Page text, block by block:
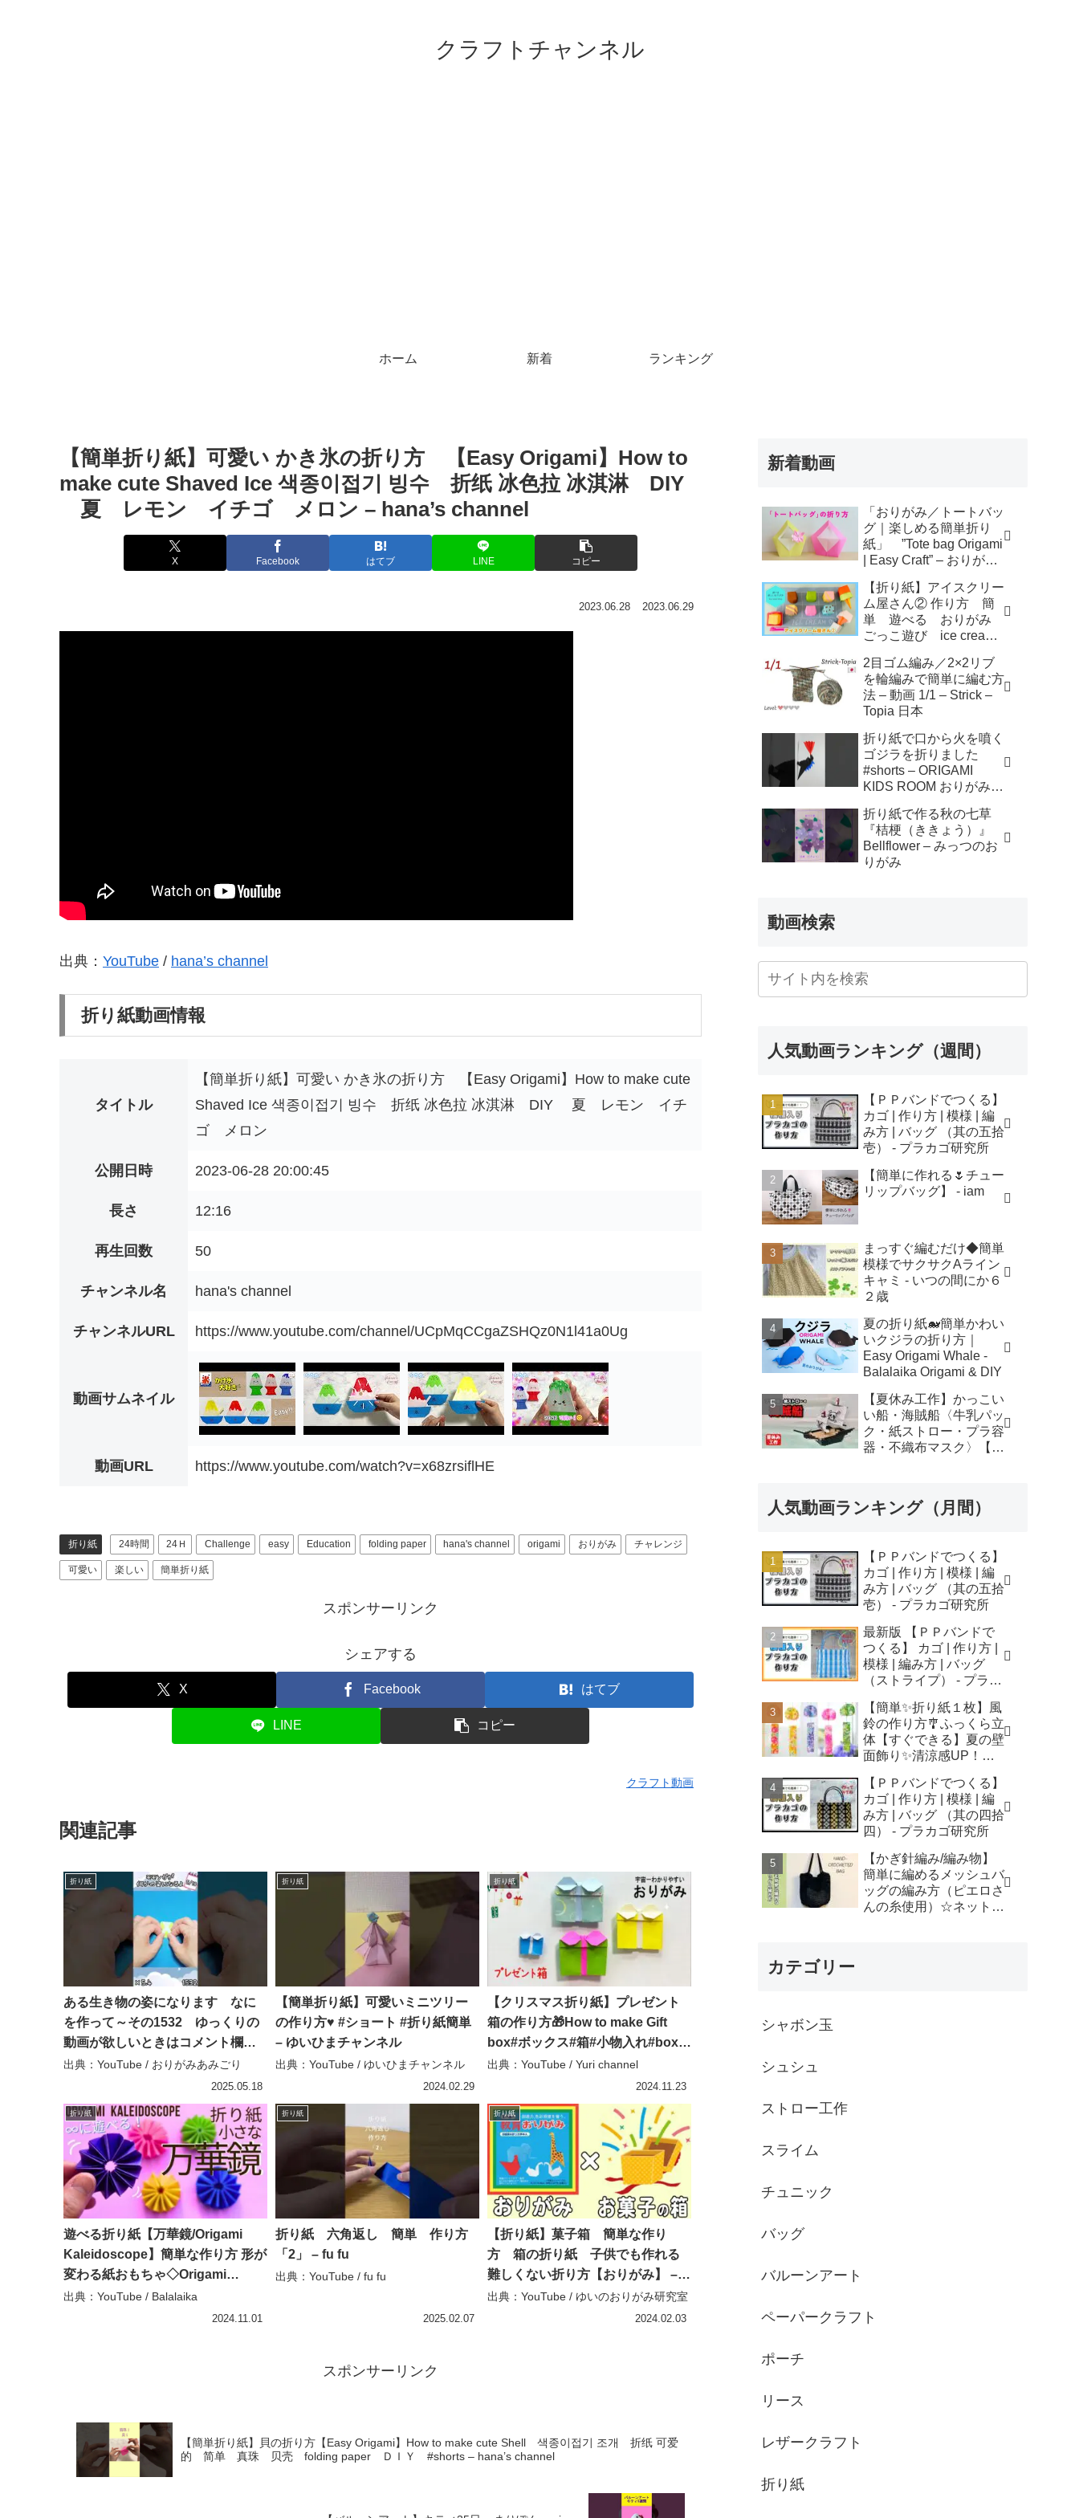
クラフトチャンネル
ホーム 新着 ランキング
【簡単折り紙】可愛い かき氷の折り方 【Easy Origami】How to
make cute Shaved Ice 색종이접기 빙수 折纸 冰色拉 冰淇淋 DIY
夏 レモン イチゴ メロン – hana’s channel
X Facebook はてブ LINE コピー
2023.06.28 2023.06.29
出典： YouTube / hana’s channel
折り紙動画情報
タイトル
【簡単折り紙】可愛い かき氷の折り方 【Easy Origami】How to make cute
Shaved Ice 색종이접기 빙수 折纸 冰色拉 冰淇淋 DIY 夏 レモン イチ
ゴ メロン
公開日時 2023-06-28 20:00:45
長さ 12:16
再生回数 50
チャンネル名 hana's channel
チャンネルURL https://www.youtube.com/channel/UCpMqCCgaZSHQz0N1l41a0Ug
動画サムネイル
動画URL https://www.youtube.com/watch?v=x68zrsiflHE
折り紙 24時間 24Ｈ Challenge easy Education folding paper hana's channel origami おりがみ チャレンジ
可愛い 楽しい 簡単折り紙
スポンサーリンク
シェアする
X Facebook はてブ
LINE コピー
クラフト動画
関連記事
折り紙
ある生き物の姿になります なに
を作って～その1532 ゆっくりの
動画が欲しいときはコメント欄で
教えてください ⭐完全版⭐#簡単な
折り紙 #折り紙 – おりがみあみごり
出典：YouTube / おりがみあみごり
2025.05.18
折り紙
【簡単折り紙】可愛いミニツリー
の作り方♥️ #ショート #折り紙簡単
– ゆいひまチャンネル
出典：YouTube / ゆいひまチャンネル
2024.02.29
折り紙
【クリスマス折り紙】プレゼント
箱の作り方🎁How to make Gift
box#ボックス#箱#小物入れ#box#
盒子#डिब्बा#kotak#박스#簡単#折り
方#おりがみ#origami#摺紙 – Yuri
channel
出典：YouTube / Yuri channel
2024.11.23
折り紙
遊べる折り紙【万華鏡/Origami
Kaleidoscope】簡単な作り方 形が
変わる紙おもちゃ◇Origami
Kaleidoscope endless paper toy
出典：YouTube / Balalaika
2024.11.01
折り紙
折り紙 六角返し 簡単 作り方
「2」 – fu fu
出典：YouTube / fu fu
2025.02.07
折り紙
【折り紙】菓子箱 簡単な作り
方 箱の折り紙 子供でも作れる
難しくない折り方【おりがみ】 –
ゆいのおりがみ研究室
出典：YouTube / ゆいのおりがみ研究室
2024.02.03
スポンサーリンク
【簡単折り紙】貝の折り方【Easy Origami】How to make cute Shell 색종이접기 조개 折纸 可爱
的 简单 真珠 贝壳 folding paper ＤＩＹ #shorts – hana’s channel
新着動画
「おりがみ／トートバッ
グ｜楽しめる簡単折り
紙」 ”Tote bag Origami
| Easy Craft” – おりがみ
【折り紙】アイスクリー
ム屋さん② 作り方 簡
単 遊べる おりがみ
ごっこ遊び ice cream
2目ゴム編み／2×2リブ
を輪編みで簡単に編む方
法 – 動画 1/1 – Strick –
Topia 日本
折り紙で口から火を噴く
ゴジラを折りました
#shorts – ORIGAMI
KIDS ROOM おりがみキ
折り紙で作る秋の七草
『桔梗（ききょう）』
Bellflower – みっつのお
りがみ
動画検索
人気動画ランキング（週間）
【ＰＰバンドでつくる】
カゴ | 作り方 | 模様 | 編
み方 | バッグ （其の五拾
壱） - プラカゴ研究所
【簡単に作れる🌷チュー
リップバッグ】 - iam
まっすぐ編むだけ◆簡単
模様でサクサクAライン
キャミ - いつの間にか６
２歳
夏の折り紙🐋簡単かわい
いクジラの折り方｜
Easy Origami Whale -
Balalaika Origami & DIY
【夏休み工作】かっこい
い船・海賊船〈牛乳パッ
ク・紙ストロー・プラ容
器・不織布マスク〉【自
人気動画ランキング（月間）
【ＰＰバンドでつくる】
カゴ | 作り方 | 模様 | 編
み方 | バッグ （其の五拾
壱） - プラカゴ研究所
最新版 【ＰＰバンドで
つくる】 カゴ | 作り方 |
模様 | 編み方 | バッグ
（ストライプ） - プラカ
【簡単✨折り紙１枚】風
鈴の作り方🎐ふっくら立
体【すぐできる】夏の壁
面飾り✨清涼感UP！無
Origami Wind Chimes -
はなみこと
【ＰＰバンドでつくる】
カゴ | 作り方 | 模様 | 編
み方 | バッグ （其の四拾
四） - プラカゴ研究所
【かぎ針編み/編み物】
簡単に編めるメッシュバ
ッグの編み方（ピエロさ
んの糸使用）☆ネットバ
カテゴリー
シャボン玉
シュシュ
ストロー工作
スライム
チュニック
バッグ
バルーンアート
ペーパークラフト
ポーチ
リース
レザークラフト
折り紙